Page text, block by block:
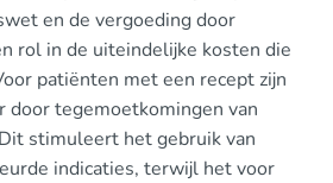
en de vergoeding door
rol in de uiteindelijke kosten die
patiënten met een recept zijn
door tegemoetkomingen van
stimuleert het gebruik van
indicaties, terwijl het voor